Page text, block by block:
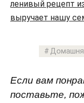
ленивый рецепт
выручает нашу
Если вам
поставьте,